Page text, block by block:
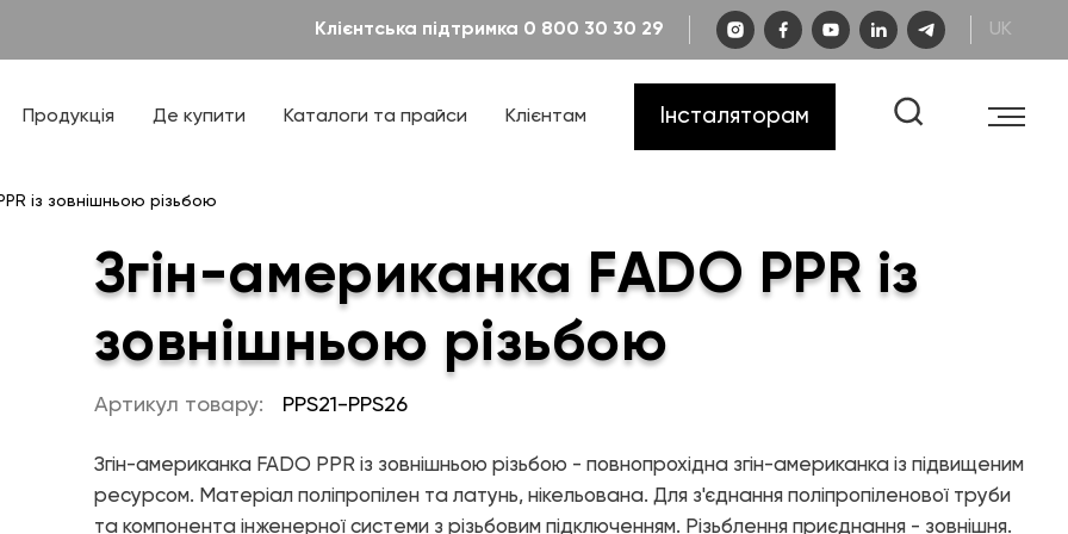
Клієнтська підтримка 0 800 30 30 29 UK
Продукція Де купити Каталоги та прайси Клієнтам Інсталяторам
— Ванна кімната
— Аксесуари
Каталог «Теплові насоси та
сантехніка»
ванної і кухні
Готові рішення Навчання
ПРО КОМПАНІЮ КОНТАКТИ
із зовнішньою різьбою
Згін-американка FADO PPR із
зовнішньою різьбою
Артикул товару: PPS21-PPS26
Згін-американка FADO PPR із зовнішньою різьбою - повнопрохідна згін-американка із підвищеним
ресурсом. Матеріал поліпропілен та латунь, нікельована. Для з'єднання поліпропіленової труби
та компонента інженерної системи з різьбовим підключенням. Різьблення приєднання - зовнішня.